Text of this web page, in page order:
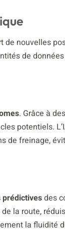
de nouvelles
de
. Grâce à
potentiels.
de freinage,
prédictivesdes
la route,
la fluidité